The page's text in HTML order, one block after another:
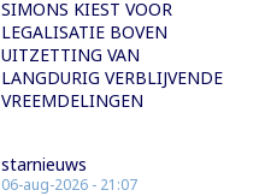
SIMONS KIEST VOOR
LEGALISATIE BOVEN
UITZETTING VAN
LANGDURIG VERBLIJVENDE
VREEMDELINGEN
starnieuws
06-aug-2026 - 21:07